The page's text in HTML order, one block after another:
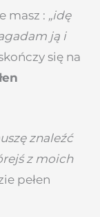
masz : „idę
ją i
się na
znaleźć
z moich
pełen